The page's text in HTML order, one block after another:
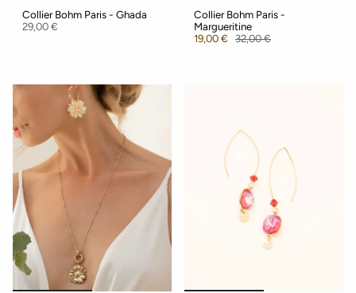
Collier Bohm Paris - Ghada
29,00 €
Collier Bohm Paris -
Margueritine
19,00 €
32,00 €